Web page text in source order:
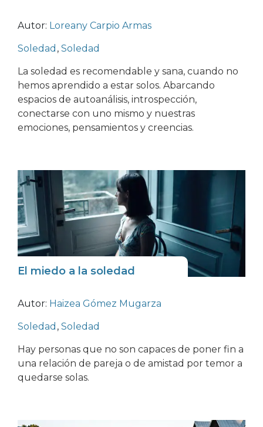
Autor: Loreany Carpio Armas
Soledad, Soledad
La soledad es recomendable y sana, cuando no
hemos aprendido a estar solos. Abarcando
espacios de autoanálisis, introspección,
conectarse con uno mismo y nuestras
emociones, pensamientos y creencias.
El miedo a la soledad
Autor: Haizea Gómez Mugarza
Soledad, Soledad
Hay personas que no son capaces de poner fin a
una relación de pareja o de amistad por temor a
quedarse solas.